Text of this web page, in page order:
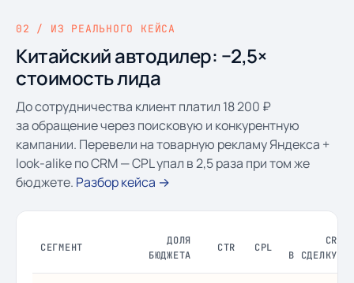
02 / ИЗ РЕАЛЬНОГО КЕЙСА
Китайский автодилер: −2,5×
стоимость лида
До сотрудничества клиент платил 18 200 ₽
за обращение через поисковую и конкурентную
кампании. Перевели на товарную рекламу Яндекса +
look-alike по CRM — CPL упал в 2,5 раза при том же
бюджете. Разбор кейса →
СЕГМЕНТ
ДОЛЯ
БЮДЖЕТА
CTR CPL
CR
В СДЕЛКУ